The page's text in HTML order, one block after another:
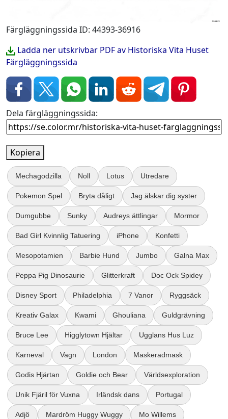
Färgläggningssida ID: 44393-36916
Ladda ner utskrivbar PDF av Historiska Vita Huset
Färgläggningssida
Dela färgläggningssida:
Kopiera
Mechagodzilla Noll Lotus Utredare
Pokemon Spel Bryta dåligt Jag älskar dig syster
Dumgubbe Sunky Audreys ättlingar Mormor
Bad Girl Kvinnlig Tatuering iPhone Konfetti
Mesopotamien Barbie Hund Jumbo Galna Max
Peppa Pig Dinosaurie Glitterkraft Doc Ock Spidey
Disney Sport Philadelphia 7 Vanor Ryggsäck
Kreativ Galax Kwami Ghouliana Guldgrävning
Bruce Lee Higglytown Hjältar Ugglans Hus Luz
Karneval Vagn London Maskeradmask
Godis Hjärtan Goldie och Bear Världsexploration
Unik Fjäril för Vuxna Irländsk dans Portugal
Adjö Mardröm Huggy Wuggy Mo Willems